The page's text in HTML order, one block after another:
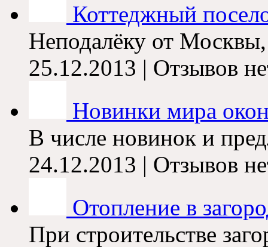
Коттеджный
Неподалёку от
25.12.2013 | Отзывов
Новинки мира
В числе новинок и
24.12.2013 | Отзывов
Отопление в
При строительстве